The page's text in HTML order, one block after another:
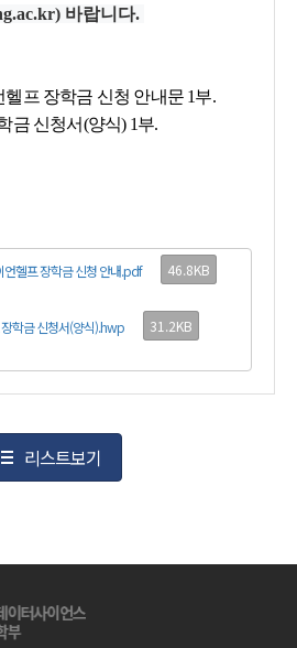
바랍니다.
헬프 장학금 신청 안내문 1부.
신청서(양식) 1부.
언헬프 장학금 신청 안내.pdf
46.8KB
학금 신청서(양식).hwp
31.2KB
리스트보기